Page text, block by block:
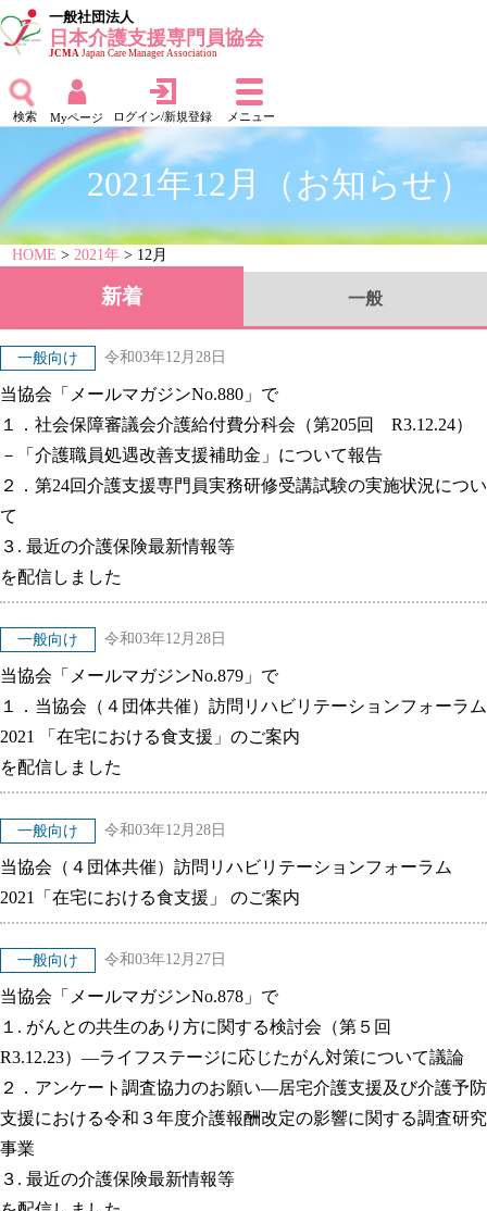
一般社団法人
日本介護支援専門員協会
JCMAJapan Care Manager Association
検索 Myページ ログイン/新規登録 メニュー
2021年12月（お知らせ）
HOME >2021年 > 12月
新着 一般
一般向け 令和03年12月28日
当協会「メールマガジンNo.880」で
１．社会保障審議会介護給付費分科会（第205回 R3.12.24）
－「介護職員処遇改善支援補助金」について報告
２．第24回介護支援専門員実務研修受講試験の実施状況につい
て
３. 最近の介護保険最新情報等
を配信しました
一般向け 令和03年12月28日
当協会「メールマガジンNo.879」で
１．当協会（４団体共催）訪問リハビリテーションフォーラム
2021 「在宅における食支援」のご案内
を配信しました
一般向け 令和03年12月28日
当協会（４団体共催）訪問リハビリテーションフォーラム
2021「在宅における食支援」 のご案内
一般向け 令和03年12月27日
当協会「メールマガジンNo.878」で
１. がんとの共生のあり方に関する検討会（第５回
R3.12.23）―ライフステージに応じたがん対策について議論
２．アンケート調査協力のお願い―居宅介護支援及び介護予防
支援における令和３年度介護報酬改定の影響に関する調査研究
事業
３. 最近の介護保険最新情報等